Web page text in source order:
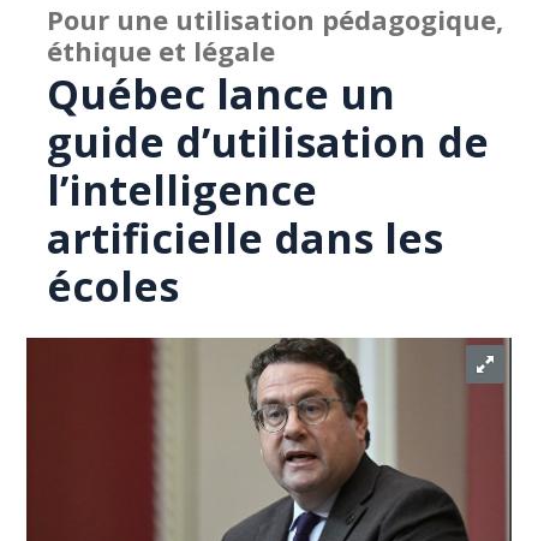
Pour une utilisation pédagogique,
éthique et légale
Québec lance un
guide d’utilisation de
l’intelligence
artificielle dans les
écoles